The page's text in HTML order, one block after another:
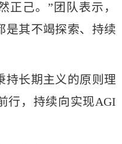
正己。”团队表示，
是其不竭探索、持续
长期主义的原则理
行，持续向实现AGI